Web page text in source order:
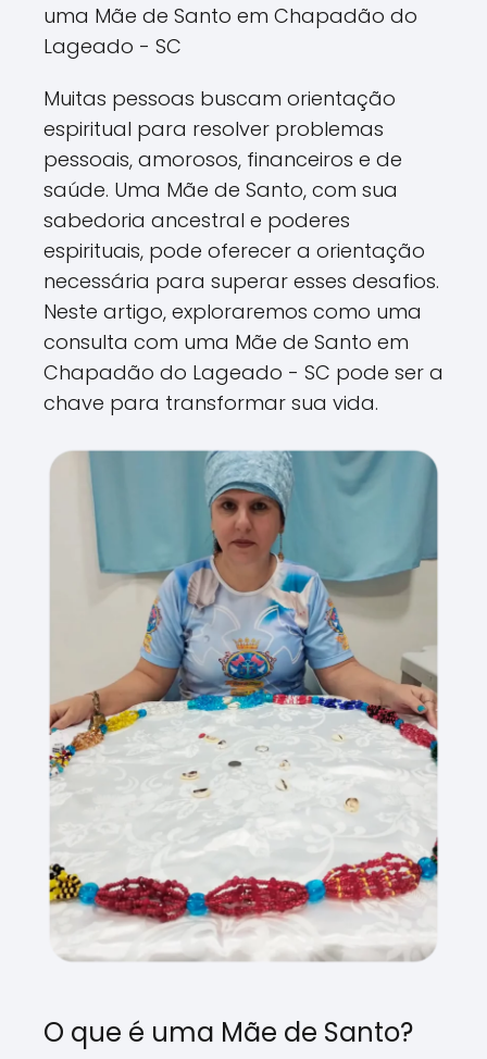
uma Mãe de Santo em Chapadão do
Lageado - SC
Muitas pessoas buscam orientação
espiritual para resolver problemas
pessoais, amorosos, financeiros e de
saúde. Uma Mãe de Santo, com sua
sabedoria ancestral e poderes
espirituais, pode oferecer a orientação
necessária para superar esses desafios.
Neste artigo, exploraremos como uma
consulta com uma Mãe de Santo em
Chapadão do Lageado - SC pode ser a
chave para transformar sua vida.
O que é uma Mãe de Santo?